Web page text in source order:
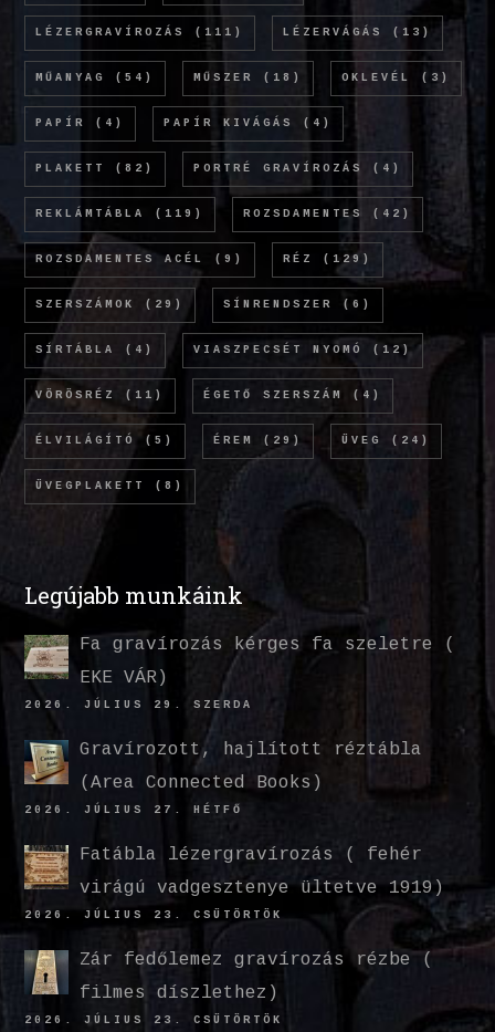
LÉZERGRAVÍROZÁS (111) LÉZERVÁGÁS (13)
MŰANYAG (54) MŰSZER (18) OKLEVÉL (3)
PAPÍR (4) PAPÍR KIVÁGÁS (4)
PLAKETT (82) PORTRÉ GRAVÍROZÁS (4)
REKLÁMTÁBLA (119) ROZSDAMENTES (42)
ROZSDAMENTES ACÉL (9) RÉZ (129)
SZERSZÁMOK (29) SÍNRENDSZER (6)
SÍRTÁBLA (4) VIASZPECSÉT NYOMÓ (12)
VÖRÖSRÉZ (11) ÉGETŐ SZERSZÁM (4)
ÉLVILÁGÍTÓ (5) ÉREM (29) ÜVEG (24)
ÜVEGPLAKETT (8)
Legújabb munkáink
Fa gravírozás kérges fa szeletre (
EKE VÁR)
2026. JÚLIUS 29. SZERDA
Gravírozott, hajlított réztábla
(Area Connected Books)
2026. JÚLIUS 27. HÉTFŐ
Fatábla lézergravírozás ( fehér
virágú vadgesztenye ültetve 1919)
2026. JÚLIUS 23. CSÜTÖRTÖK
Zár fedőlemez gravírozás rézbe (
filmes díszlethez)
2026. JÚLIUS 23. CSÜTÖRTÖK